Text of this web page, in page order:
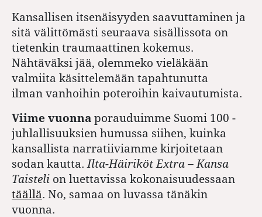
Kansallisen itsenäisyyden saavuttaminen ja
sitä välittömästi seuraava sisällissota on
tietenkin traumaattinen kokemus.
Nähtäväksi jää, olemmeko vieläkään
valmiita käsittelemään tapahtunutta
ilman vanhoihin poteroihin kaivautumista.
Viime vuonna porauduimme Suomi 100 -
juhlallisuuksien humussa siihen, kuinka
kansallista narratiiviamme kirjoitetaan
sodan kautta.Ilta-Häiriköt Extra – Kansa
Taisteli on luettavissa kokonaisuudessaan
täällä. No, samaa on luvassa tänäkin
vuonna.